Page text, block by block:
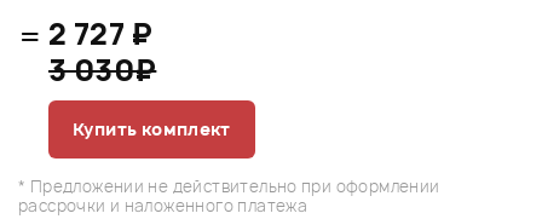
= 2 727 ₽
3 030₽
Купить комплект
* Предложении не действительно при оформлении
рассрочки и наложенного платежа